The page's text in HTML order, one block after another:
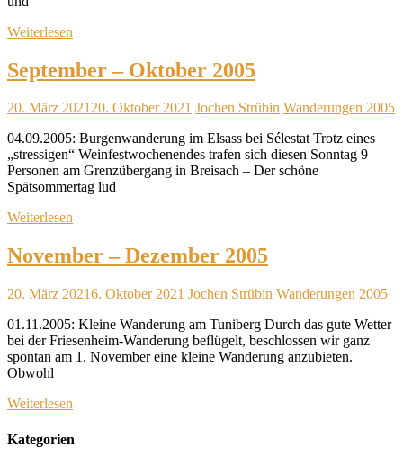
Weiterlesen
September – Oktober 2005
20. März 202120. Oktober 2021 Jochen Strübin Wanderungen 2005
04.09.2005: Burgenwanderung im Elsass bei Sélestat Trotz eines
„stressigen“ Weinfestwochenendes trafen sich diesen Sonntag 9
Personen am Grenzübergang in Breisach – Der schöne
Spätsommertag lud
Weiterlesen
November – Dezember 2005
20. März 20216. Oktober 2021 Jochen Strübin Wanderungen 2005
01.11.2005: Kleine Wanderung am Tuniberg Durch das gute Wetter
bei der Friesenheim-Wanderung beflügelt, beschlossen wir ganz
spontan am 1. November eine kleine Wanderung anzubieten.
Obwohl
Weiterlesen
Kategorien